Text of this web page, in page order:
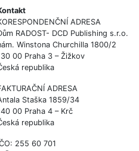
ADRESA
RADOST- DCD Publishing s.r.o.
Winstona Churchilla 1800/2
00 Praha 3 – Žižkov
republika
ADRESA
Staška 1859/34
00 Praha 4 – Krč
republika
255 60 701